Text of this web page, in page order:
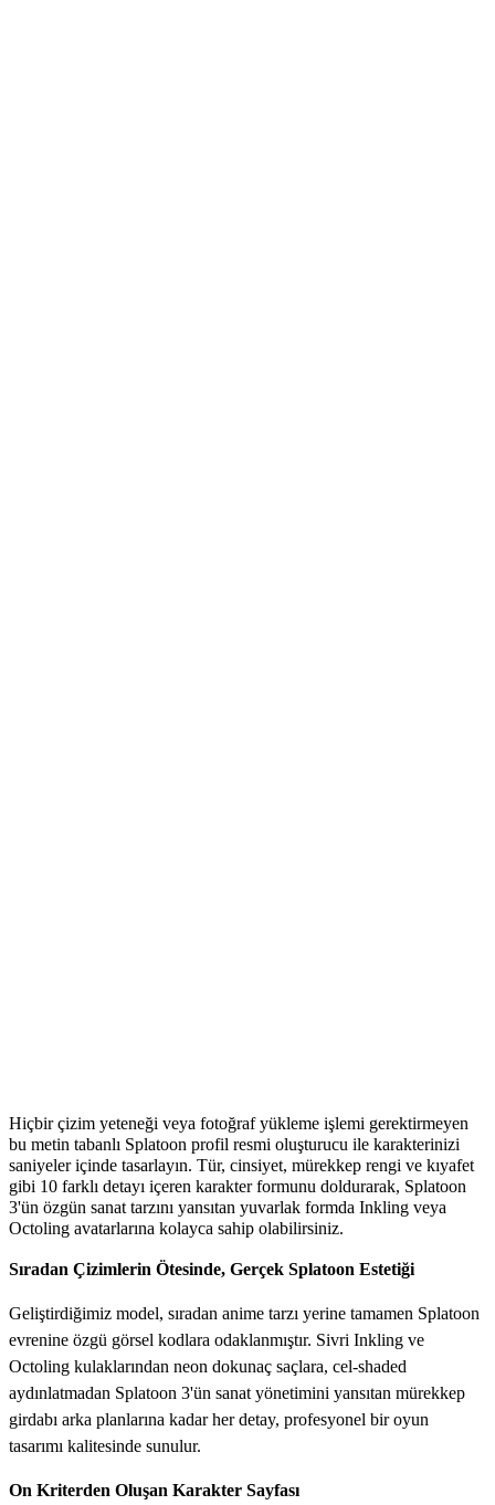
Hiçbir çizim yeteneği veya fotoğraf yükleme işlemi gerektirmeyen
bu metin tabanlı Splatoon profil resmi oluşturucu ile karakterinizi
saniyeler içinde tasarlayın. Tür, cinsiyet, mürekkep rengi ve kıyafet
gibi 10 farklı detayı içeren karakter formunu doldurarak, Splatoon
3'ün özgün sanat tarzını yansıtan yuvarlak formda Inkling veya
Octoling avatarlarına kolayca sahip olabilirsiniz.
Sıradan Çizimlerin Ötesinde, Gerçek Splatoon Estetiği
Geliştirdiğimiz model, sıradan anime tarzı yerine tamamen Splatoon
evrenine özgü görsel kodlara odaklanmıştır. Sivri Inkling ve
Octoling kulaklarından neon dokunaç saçlara, cel-shaded
aydınlatmadan Splatoon 3'ün sanat yönetimini yansıtan mürekkep
girdabı arka planlarına kadar her detay, profesyonel bir oyun
tasarımı kalitesinde sunulur.
On Kriterden Oluşan Karakter Sayfası